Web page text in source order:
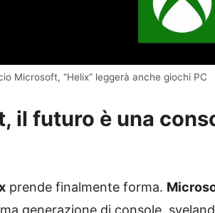
Microsoft, “Helix” leggerà anche giochi PC
il futuro è una
prende finalmente forma.
generazione di console,